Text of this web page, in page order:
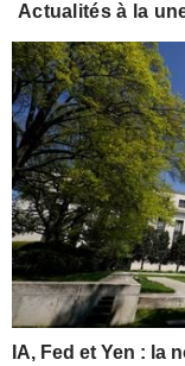
Actualités à la
IA, Fed et Yen : la